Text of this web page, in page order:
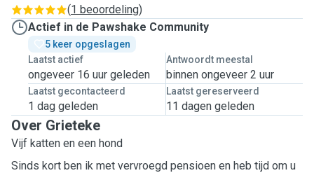
(1 beoordeling)
Actief in de Pawshake Community
5 keer opgeslagen
Laatst actief
ongeveer 16 uur geleden
Antwoordt meestal
binnen ongeveer 2 uur
Laatst gecontacteerd
1 dag geleden
Laatst gereserveerd
11 dagen geleden
Over Grieteke
Vijf katten en een hond
Sinds kort ben ik met vervroegd pensioen en heb tijd om u